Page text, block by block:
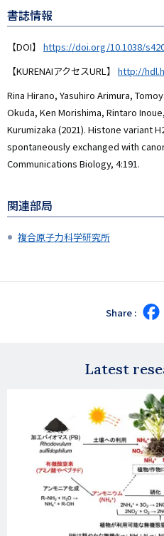
書誌情報
【DOI】 https://doi.org/10.1038/
【KURENAIアクセスURL】 http://
Rina Hirano, Yasuhiro Arimura,
Okuda, Ken Morishima, Rintaro
Kurumizaka (2021). Histone variant
spontaneously exchanged with
Communications Biology, 4:191.
関連部局
複合原子力科学研究所
Share on
Latest